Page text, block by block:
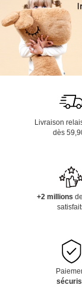
Livraison
dès
+2 millions